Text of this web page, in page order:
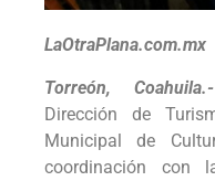
LaOtraPlana.com.mx
Torreón, Coahuila.-
Dirección de
Municipal de
coordinación con